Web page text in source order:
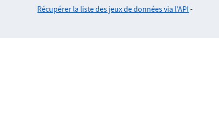
Récupérer la liste des jeux de données via l'API -